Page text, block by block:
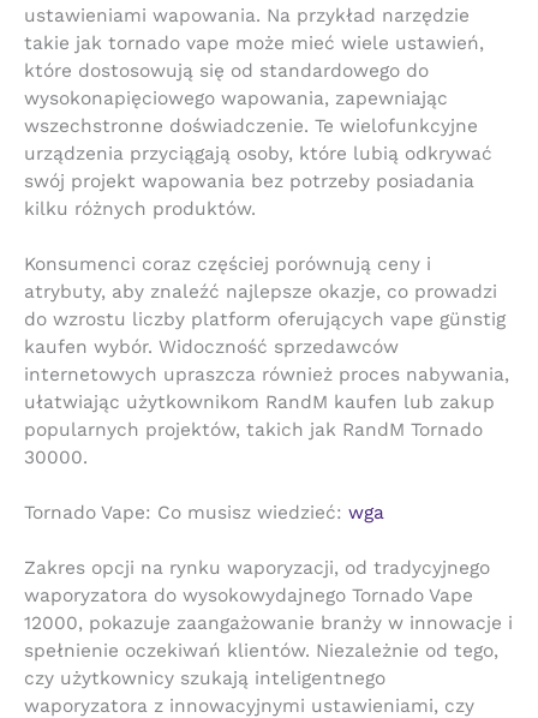
ustawieniami wapowania. Na przykład narzędzie
takie jak tornado vape może mieć wiele ustawień,
które dostosowują się od standardowego do
wysokonapięciowego wapowania, zapewniając
wszechstronne doświadczenie. Te wielofunkcyjne
urządzenia przyciągają osoby, które lubią odkrywać
swój projekt wapowania bez potrzeby posiadania
kilku różnych produktów.
Konsumenci coraz częściej porównują ceny i
atrybuty, aby znaleźć najlepsze okazje, co prowadzi
do wzrostu liczby platform oferujących vape günstig
kaufen wybór. Widoczność sprzedawców
internetowych upraszcza również proces nabywania,
ułatwiając użytkownikom RandM kaufen lub zakup
popularnych projektów, takich jak RandM Tornado
30000.
Tornado Vape: Co musisz wiedzieć: wga
Zakres opcji na rynku waporyzacji, od tradycyjnego
waporyzatora do wysokowydajnego Tornado Vape
12000, pokazuje zaangażowanie branży w innowacje i
spełnienie oczekiwań klientów. Niezależnie od tego,
czy użytkownicy szukają inteligentnego
waporyzatora z innowacyjnymi ustawieniami, czy